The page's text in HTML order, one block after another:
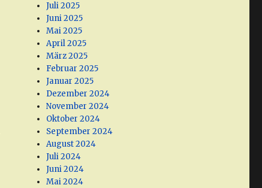
Juli 2025
Juni 2025
Mai 2025
April 2025
März 2025
Februar 2025
Januar 2025
Dezember 2024
November 2024
Oktober 2024
September 2024
August 2024
Juli 2024
Juni 2024
Mai 2024